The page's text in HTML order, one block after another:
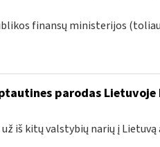
finansų ministerijos
parodas Lietuvoje
iš kitų valstybių narių į